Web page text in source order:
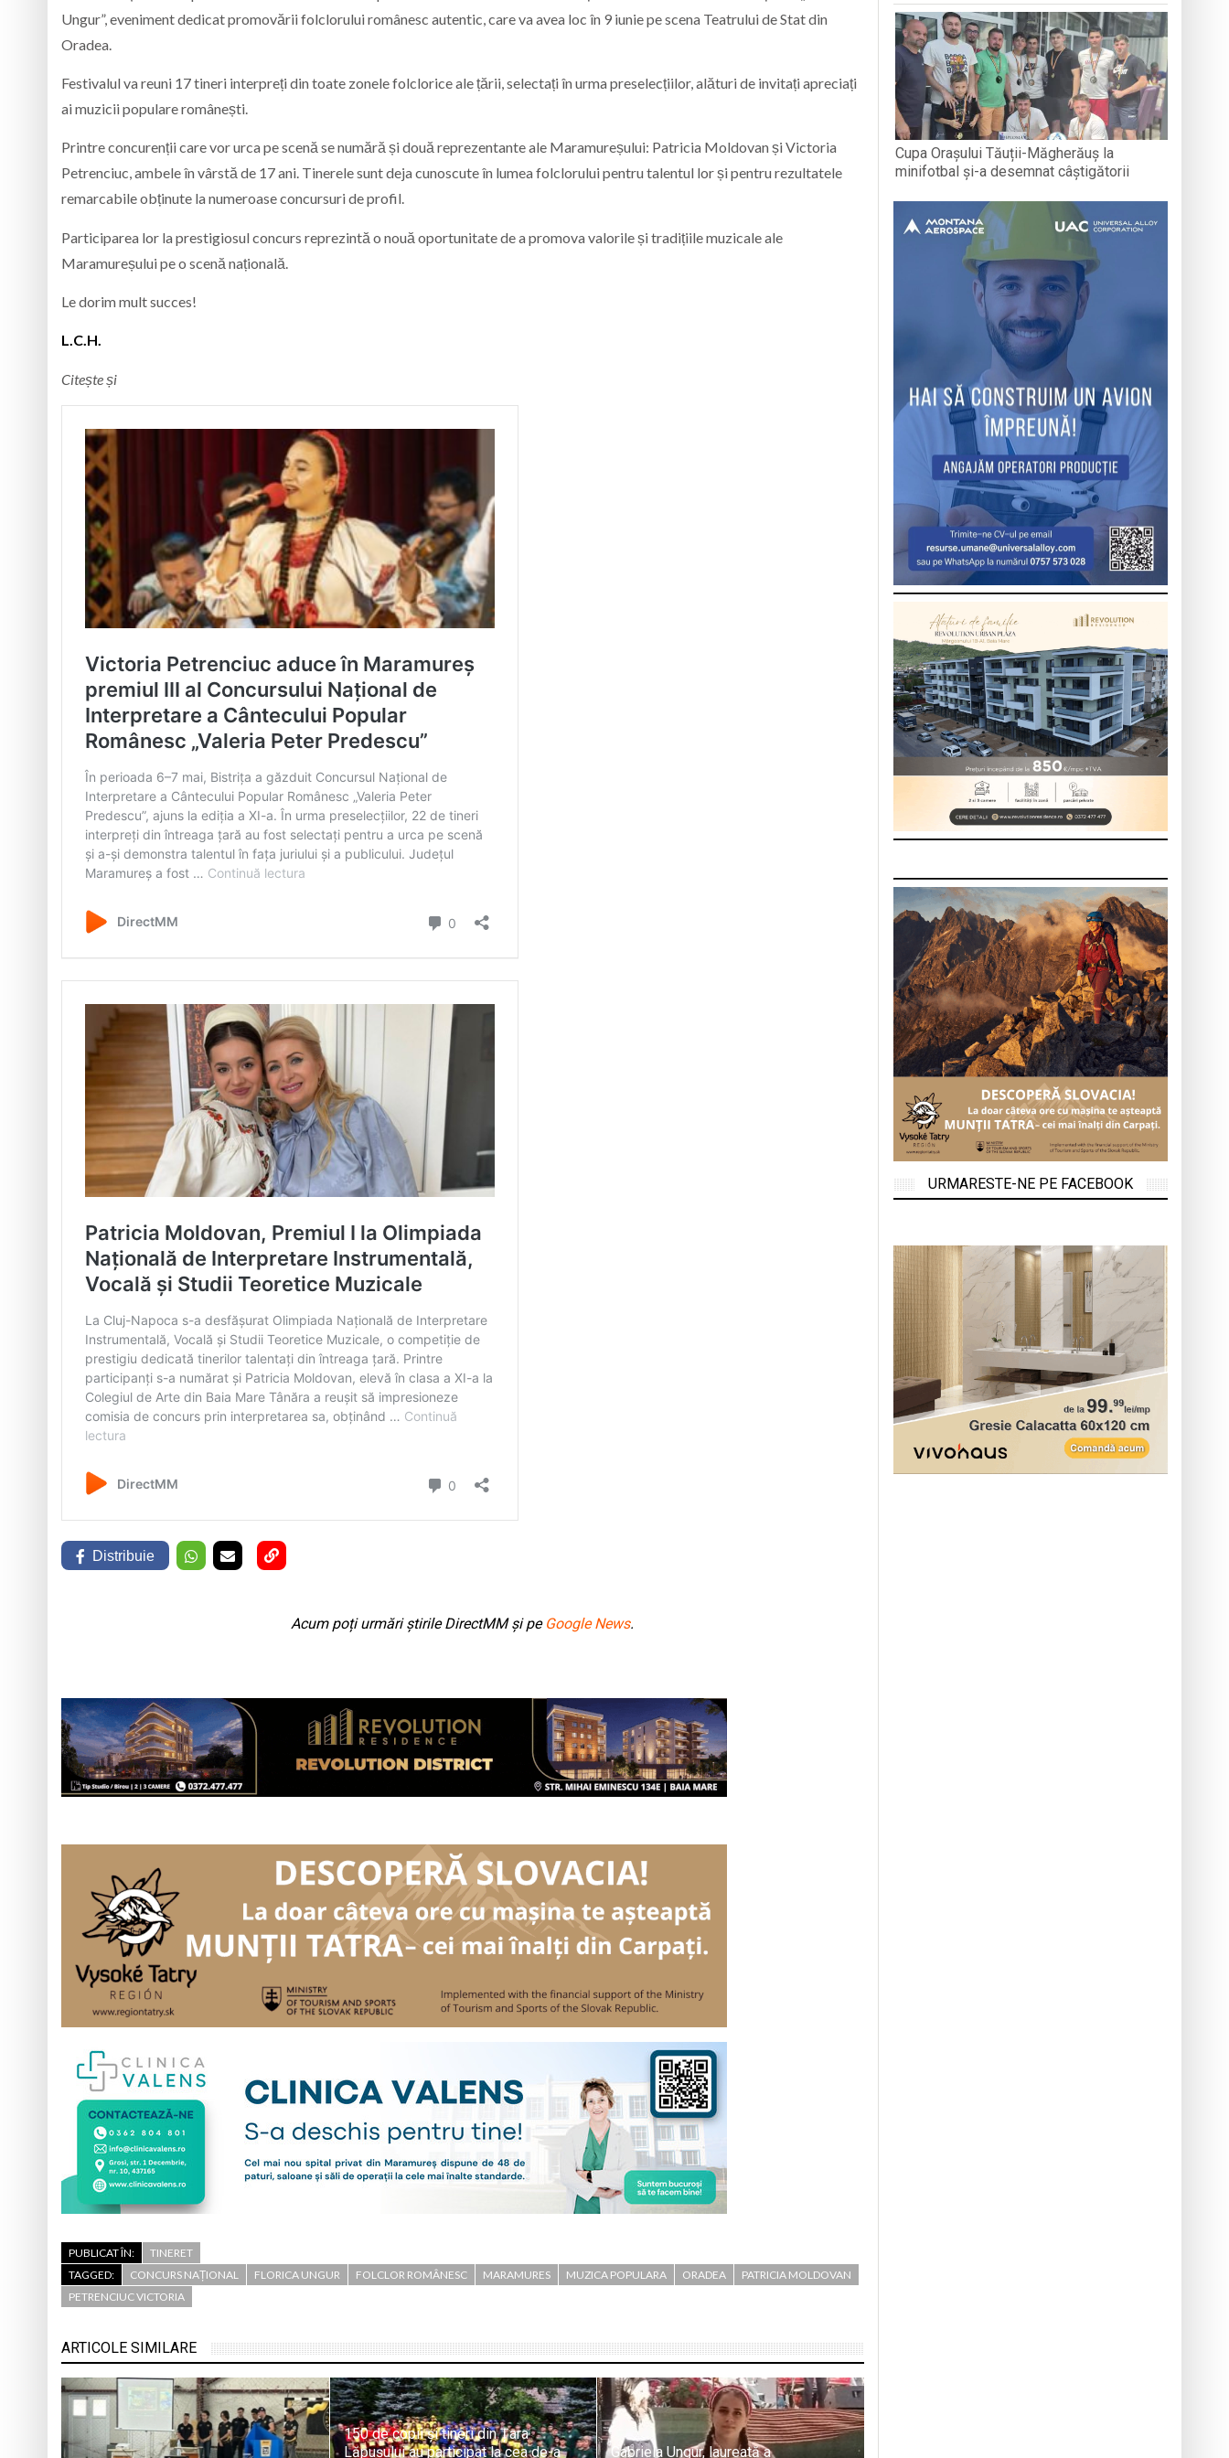
Ungur”, eveniment dedicat promovării folclorului românesc autentic, care va avea loc în 9 iunie pe scena Teatrului de Stat din
Oradea.
Festivalul va reuni 17 tineri interpreți din toate zonele folclorice ale țării, selectați în urma preselecțiilor, alături de invitați apreciați
ai muzicii populare românești.
Printre concurenții care vor urca pe scenă se numără și două reprezentante ale Maramureșului: Patricia Moldovan și Victoria
Petrenciuc, ambele în vârstă de 17 ani. Tinerele sunt deja cunoscute în lumea folclorului pentru talentul lor și pentru rezultatele
remarcabile obținute la numeroase concursuri de profil.
Participarea lor la prestigiosul concurs reprezintă o nouă oportunitate de a promova valorile și tradițiile muzicale ale
Maramureșului pe o scenă națională.
Le dorim mult succes!
L.C.H.
Citește și
Distribuie
Acum poți urmări știrile DirectMM și pe Google News.
PUBLICAT ÎN:
TINERET
TAGGED:
CONCURS NAȚIONAL FLORICA UNGUR FOLCLOR ROMÂNESC MARAMURES MUZICA POPULARA ORADEA
PATRICIA MOLDOVAN
PETRENCIUC VICTORIA
ARTICOLE SIMILARE
150 de copii și tineri din Țara
Lăpușului au participat la cea de-a
Gabriela Ungur, laureată a
Cupa Orașului Tăuții-Măgherăuș la
minifotbal și-a desemnat câștigătorii
URMARESTE-NE PE FACEBOOK